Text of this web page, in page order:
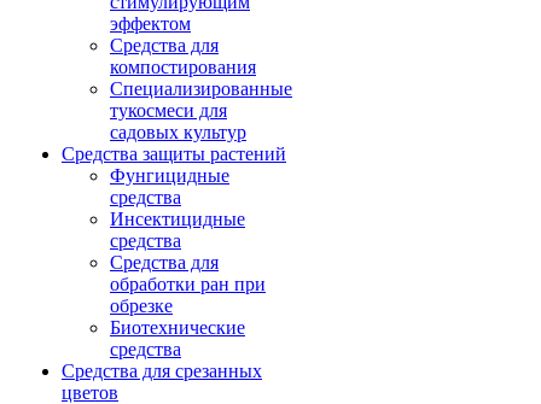
эффектом
Средства для
компостирования
Специализированные
тукосмеси для
садовых культур
Средства защиты растений
Фунгицидные
средства
Инсектицидные
средства
Средства для
обработки ран при
обрезке
Биотехнические
средства
Средства для срезанных
цветов